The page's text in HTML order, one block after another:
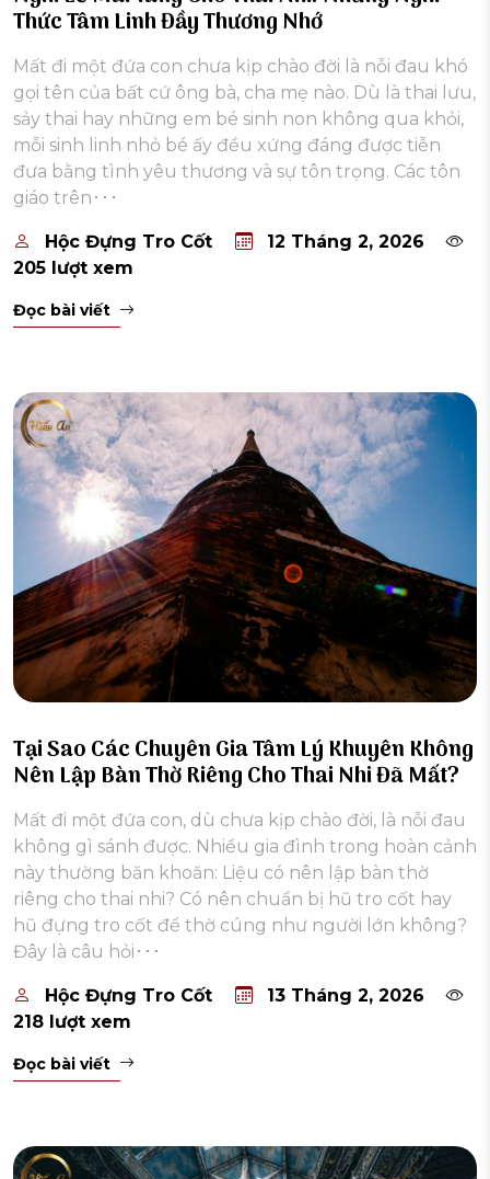
Thức Tâm Linh Đầy Thương Nhớ
Mất đi một đứa con chưa kịp chào đời là nỗi đau khó
gọi tên của bất cứ ông bà, cha mẹ nào. Dù là thai lưu,
sảy thai hay những em bé sinh non không qua khỏi,
mỗi sinh linh nhỏ bé ấy đều xứng đáng được tiễn
đưa bằng tình yêu thương và sự tôn trọng. Các tôn
giáo trên･･･
Hộc Đựng Tro Cốt
12 Tháng 2, 2026
205 lượt xem
Đọc bài viết
Tại Sao Các Chuyên Gia Tâm Lý Khuyên Không
Nên Lập Bàn Thờ Riêng Cho Thai Nhi Đã Mất?
Mất đi một đứa con, dù chưa kịp chào đời, là nỗi đau
không gì sánh được. Nhiều gia đình trong hoàn cảnh
này thường băn khoăn: Liệu có nên lập bàn thờ
riêng cho thai nhi? Có nên chuẩn bị hũ tro cốt hay
hũ đựng tro cốt để thờ cúng như người lớn không?
Đây là câu hỏi･･･
Hộc Đựng Tro Cốt
13 Tháng 2, 2026
218 lượt xem
Đọc bài viết